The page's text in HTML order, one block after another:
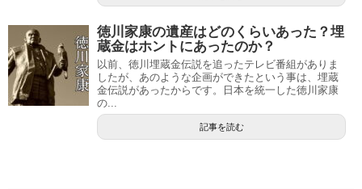
徳川家康の遺産はどのくらいあった？埋
蔵金はホントにあったのか？
以前、徳川埋蔵金伝説を追ったテレビ番組がありま
したが、あのような企画ができたという事は、埋蔵
金伝説があったからです。日本を統一した徳川家康
の...
記事を読む